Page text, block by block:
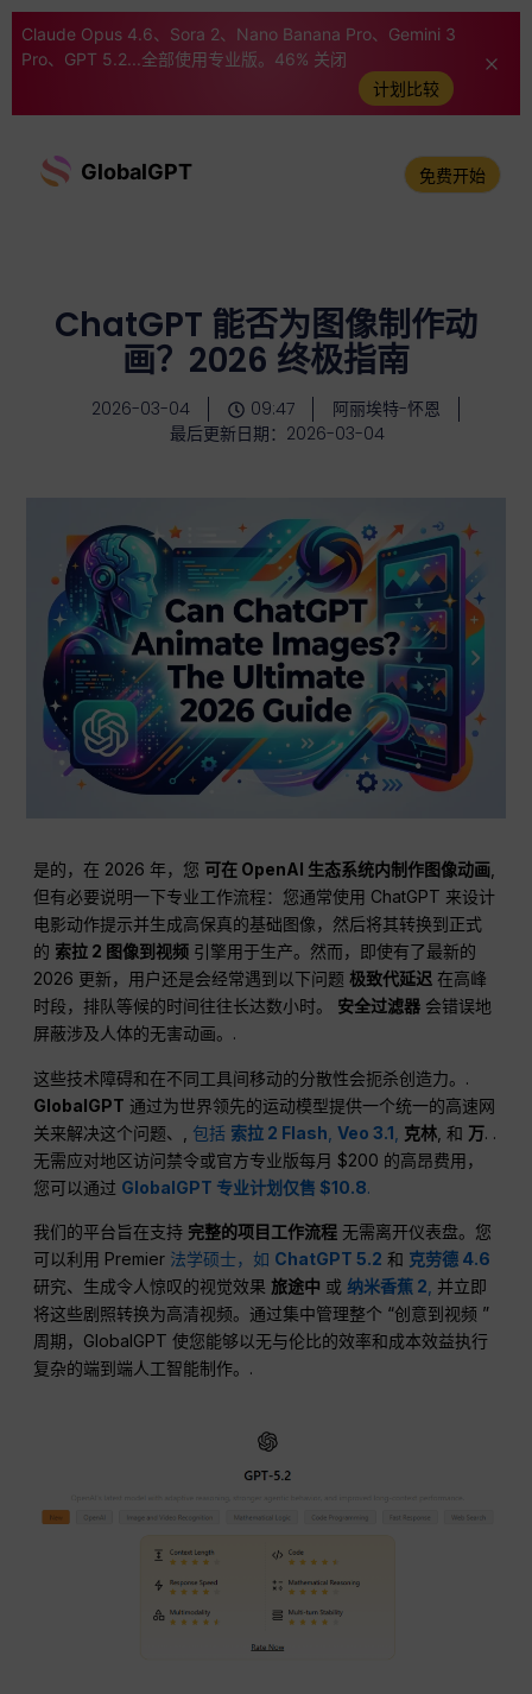
Claude Opus 4.6、Sora 2、Nano Banana Pro、Gemini 3
Pro、GPT 5.2...全部使用专业版。46% 关闭
计划比较
GlobalGPT 免费开始
ChatGPT 能否为图像制作动
画？2026 终极指南
2026-03-04 09:47
阿丽埃特-怀恩
最后更新日期：2026-03-04
是的，在 2026 年，您 可在 OpenAI 生态系统内制作图像动画
但有必要说明一下专业工作流程：您通常使用 ChatGPT 来设计
电影动作提示并生成高保真的基础图像，然后将其转换到正式
的 索拉 2 图像到视频 引擎用于生产。然而，即使有了最新的
2026 更新，用户还是会经常遇到以下问题极致代延迟 在高峰
时段，排队等候的时间往往长达数小时。 安全过滤器 会错误地
屏蔽涉及人体的无害动画。.
这些技术障碍和在不同工具间移动的分散性会扼杀创造力。.
GlobalGPT 通过为世界领先的运动模型提供一个统一的高速网
关来解决这个问题、, 包括 索拉 2 Flash Veo 3.1 克林 , 和 万. .
无需应对地区访问禁令或官方专业版每月 $200 的高昂费用，
您可以通过 GlobalGPT 专业计划仅售 $10.8.
我们的平台旨在支持 完整的项目工作流程 无需离开仪表盘。您
可以利用 Premier 法学硕士，如 ChatGPT 5.2 和 克劳德 4.6
研究、生成令人惊叹的视觉效果 旅途中 或 纳米香蕉 2 并立即
将这些剧照转换为高清视频。通过集中管理整个 “创意到视频 ”
周期，GlobalGPT 使您能够以无与伦比的效率和成本效益执行
复杂的端到端人工智能制作。.